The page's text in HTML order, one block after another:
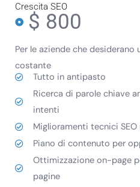
Crescita SEO
$ 800
Per le aziende che desiderano
costante
Tutto in antipasto
Ricerca di parole chiave
intenti
Miglioramenti tecnici
Piano di contenuto per
Ottimizzazione on-page
pagine